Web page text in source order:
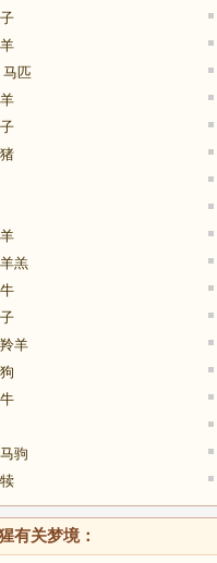
马匹
羔
羊
驹
有关梦境：